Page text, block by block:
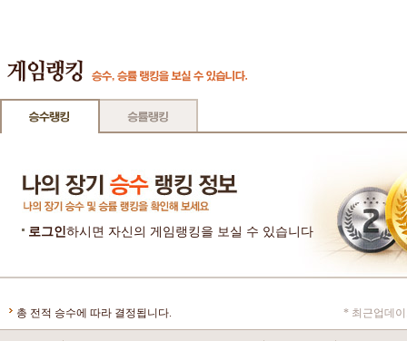
로그인하시면 자신의 게임랭킹을 보실 수 있습니다
총 전적 승수에 따라 결정됩니다. * 최근업데이